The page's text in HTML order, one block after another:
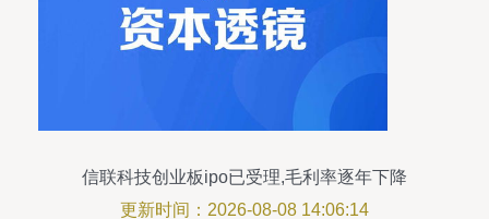
信联科技创业板ipo已受理,毛利率逐年下降
更新时间：2026-08-08 14:06:14